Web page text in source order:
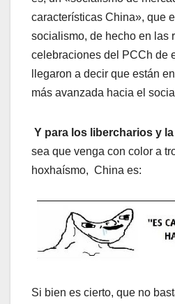
características China», que
socialismo, de hecho en las
celebraciones del PCCh de
llegaron a decir que están
más avanzada hacia el
Y para los libercharios y
sea que venga con color a
hoxhaísmo, China es:
Si bien es cierto, que no